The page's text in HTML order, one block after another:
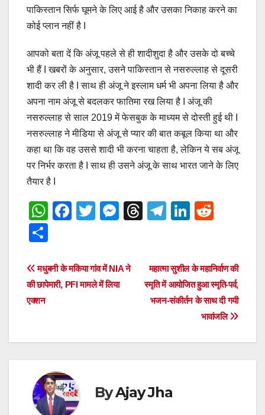
पाकिस्तान सिर्फ घूमने के लिए आई है और उसका निकाह करने का
कोई प्लान नहीं है I
आपको बता दें कि अंजू पहले से ही शादीशुदा है और उसके दो बच्चे
भी हैं I खबरों के अनुसार, उसने पाकिस्तान से नसरुल्लाह से दूसरी
शादी कर ली है I साथ ही अंजू ने इस्लाम धर्म भी अपना लिया है और
अपना नाम अंजू से बदलकर फातिमा रख लिया है I अंजू की
नसरुल्लाह से साल 2019 में फेसबुक के माध्यम से दोस्ती हुई थी I
नसरुल्लाह ने मीडिया से अंजू से प्यार की बात कबूल किया था और
कहा था कि वह उससे शादी भी करना चाहता है, लेकिन ये सब अंजू
पर निर्भर करता है I साथ ही उसने अंजू के साथ भारत जाने के लिए
तैयार है I
W
s
A
F
e
b
k
T
er
M
e
n
T
a
d
s
T
gr
a
m
Li
e
dI
n
di
t
ar
e
Post
navigation
महात्मा सुशील के महानिर्वाण की
स्मृति में आयोजित हुआ स्मृति-पर्व,
भजन-संकीर्तन के साथ दी गयी
भावांजलि
मधुबनी के मकिया गांव में NIA ने
की छापेमारी, PFI मामले में लिया
एक्शन
ByAjay Jha